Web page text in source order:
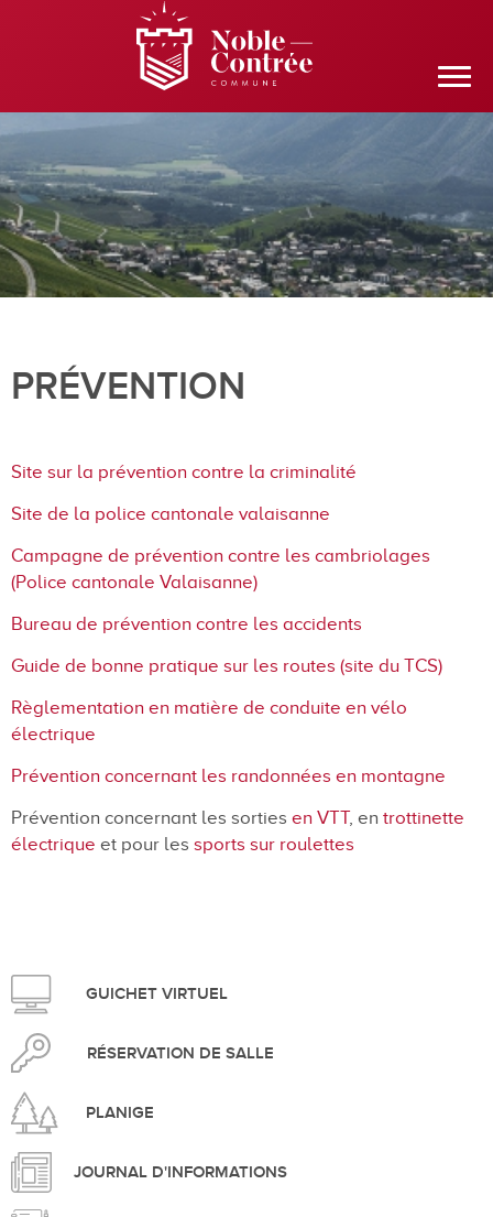
PRÉVENTION
Site sur la prévention contre la criminalité
Site de la police cantonale valaisanne
Campagne de prévention contre les cambriolages
(Police cantonale Valaisanne)
Bureau de prévention contre les accidents
Guide de bonne pratique sur les routes (site du TCS)
Règlementation en matière de conduite en vélo
électrique
Prévention concernant les randonnées en montagne
Prévention concernant les sorties en VTT, en trottinette
électrique et pour les sports sur roulettes
GUICHET VIRTUEL
RÉSERVATION DE SALLE
PLANIGE
JOURNAL D'INFORMATIONS